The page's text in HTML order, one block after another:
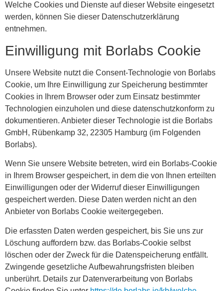
Welche Cookies und Dienste auf dieser Website eingesetzt
werden, können Sie dieser Datenschutzerklärung
entnehmen.
Einwilligung mit Borlabs Cookie
Unsere Website nutzt die Consent-Technologie von Borlabs
Cookie, um Ihre Einwilligung zur Speicherung bestimmter
Cookies in Ihrem Browser oder zum Einsatz bestimmter
Technologien einzuholen und diese datenschutzkonform zu
dokumentieren. Anbieter dieser Technologie ist die Borlabs
GmbH, Rübenkamp 32, 22305 Hamburg (im Folgenden
Borlabs).
Wenn Sie unsere Website betreten, wird ein Borlabs-Cookie
in Ihrem Browser gespeichert, in dem die von Ihnen erteilten
Einwilligungen oder der Widerruf dieser Einwilligungen
gespeichert werden. Diese Daten werden nicht an den
Anbieter von Borlabs Cookie weitergegeben.
Die erfassten Daten werden gespeichert, bis Sie uns zur
Löschung auffordern bzw. das Borlabs-Cookie selbst
löschen oder der Zweck für die Datenspeicherung entfällt.
Zwingende gesetzliche Aufbewahrungsfristen bleiben
unberührt. Details zur Datenverarbeitung von Borlabs